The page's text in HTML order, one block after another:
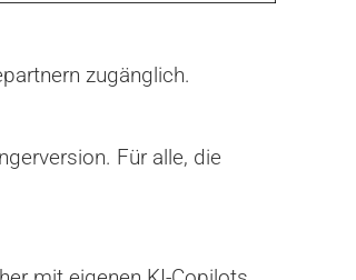
zugänglich.
Für alle, die